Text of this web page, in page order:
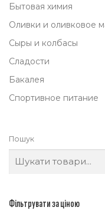
Бытовая химия
Оливки и оливковое
Сыры и колбасы
Сладости
Бакалея
Спортивное питание
Пошук
Фільтрувати за ціною